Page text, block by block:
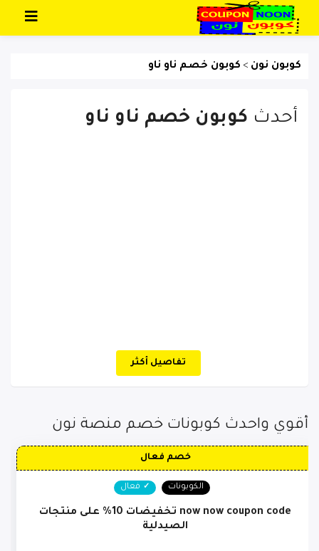
كوبون نون > كوبون خصم ناو ناو
أحدث كوبون خصم ناو ناو
تفاصيل أكثر
أقوي واحدث كوبونات خصم منصة نون
خصم فعال
الكوبونات فعال
now now coupon code تخفيضات 10% على منتجات
الصيدلية